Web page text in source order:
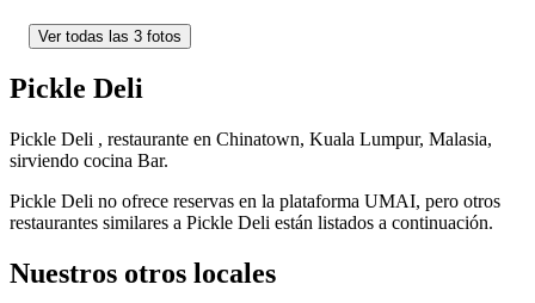
Ver todas las 3 fotos
Pickle Deli
Pickle Deli , restaurante en Chinatown, Kuala Lumpur, Malasia,
sirviendo cocina Bar.
Pickle Deli no ofrece reservas en la plataforma UMAI, pero otros
restaurantes similares a Pickle Deli están listados a continuación.
Nuestros otros locales